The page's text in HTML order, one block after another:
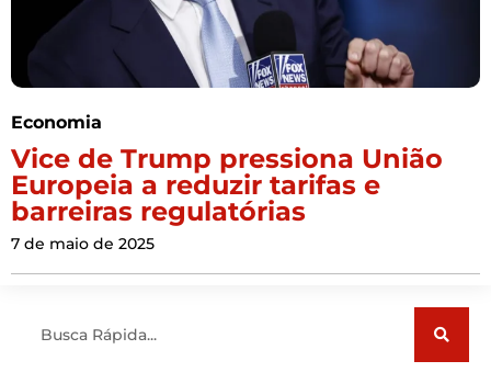
Economia
Vice de Trump pressiona União
Europeia a reduzir tarifas e
barreiras regulatórias
7 de maio de 2025